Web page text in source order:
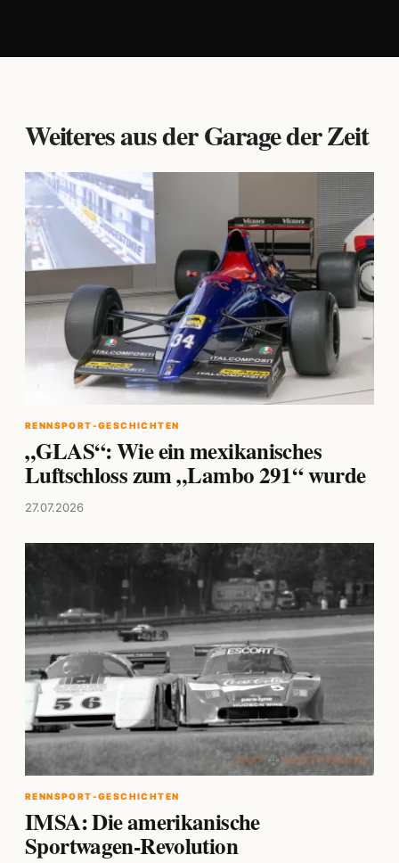
Weiteres aus der Garage der Zeit
RENNSPORT-GESCHICHTEN
„GLAS“: Wie ein mexikanisches
Luftschloss zum „Lambo 291“ wurde
27.07.2026
RENNSPORT-GESCHICHTEN
IMSA: Die amerikanische
Sportwagen-Revolution